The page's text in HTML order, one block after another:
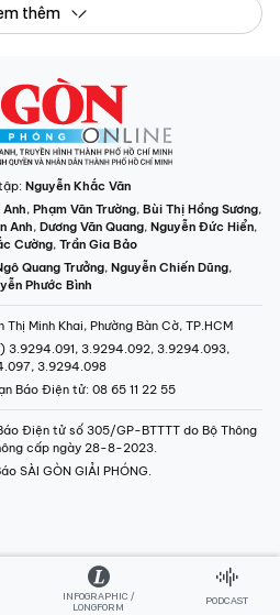
thêm
Nguyễn Khắc Văn
, Phạm Văn Trường, Bùi Thị Hồng Sương,
Anh, Dương Văn Quang, Nguyễn Đức Hiển,
Cường, Trần Gia Bảo
Quang Trưởng, Nguyễn Chiến Dũng,
Phước Bình
Minh Khai, Phường Bàn Cờ, TP.HCM
3.9294.091, 3.9294.092, 3.9294.093,
3.9294.098
Báo Điện tử: 08 65 11 22 55
Điện tử số 305/GP-BTTTT do Bộ Thông
cấp ngày 28-8-2023.
SÀI GÒN GIẢI PHÓNG.
INFOGRAPHIC /
LONGFORM
PODCAST